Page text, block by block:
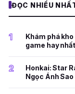
ĐỌC NHIỀU
1
Khám phá
game hay
2
Honkai: Star
Ngọc Ánh